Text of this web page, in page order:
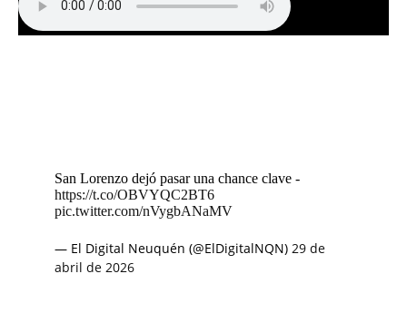
San Lorenzo dejó pasar una chance clave -
https://t.co/OBVYQC2BT6
pic.twitter.com/nVygbANaMV
— El Digital Neuquén (@ElDigitalNQN) 29 de
abril de 2026